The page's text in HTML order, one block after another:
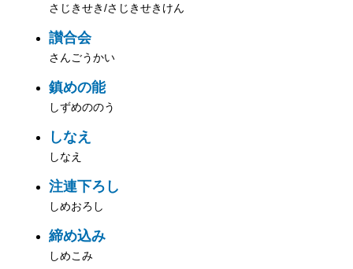
さじきせき/さじきせきけん
讃合会
さんごうかい
鎮めの能
しずめののう
しなえ
しなえ
注連下ろし
しめおろし
締め込み
しめこみ